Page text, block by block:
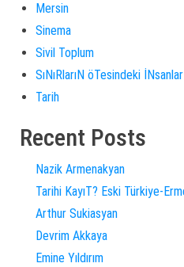
Mersin
Sinema
Sivil Toplum
SıNıRlarıN öTesindeki İNsanlar
Tarih
Recent Posts
Nazik Armenakyan
Tarihi KayıT? Eski Türkiye-
Arthur Sukiasyan
Devrim Akkaya
Emine Yıldırım